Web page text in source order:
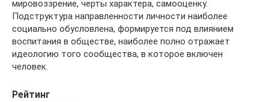
мировоззрение, черты характера, самооценку.
Подструктура направленности личности наиболее
социально обусловлена, формируется под влиянием
воспитания в обществе, наиболее полно отражает
идеологию того сообщества, в которое включен
человек.
Рейтинг